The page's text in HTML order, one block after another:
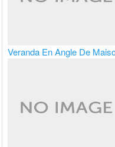
Veranda En Angle De